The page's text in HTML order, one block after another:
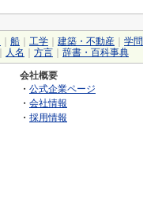
船 工学 建築・不動産
学問
人名 方言 辞書・百科事典
会社概要
・ 公式企業ページ
・ 会社情報
・ 採用情報